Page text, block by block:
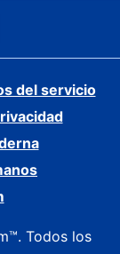
del servicio
Todos los